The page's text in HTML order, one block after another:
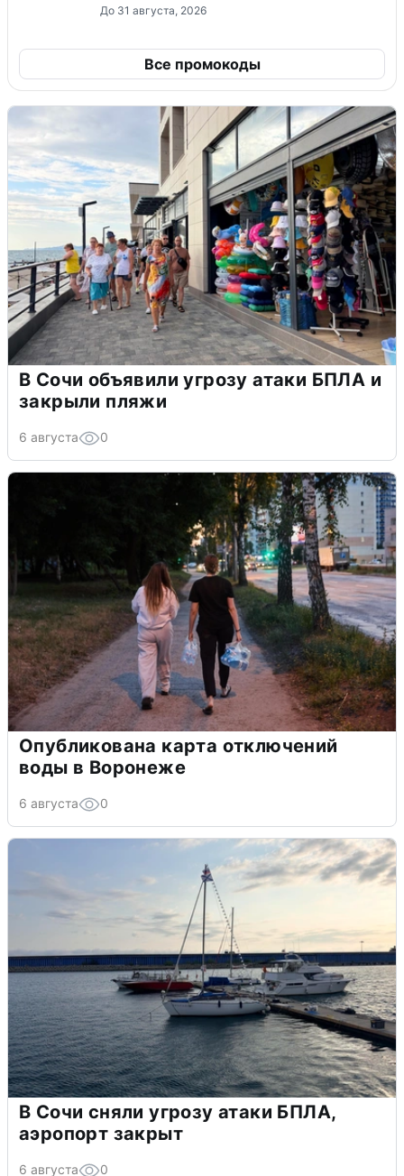
До 31 августа, 2026
Все промокоды
В Сочи объявили угрозу атаки БПЛА и
закрыли пляжи
6 августа 0
Опубликована карта отключений
воды в Воронеже
6 августа 0
В Сочи сняли угрозу атаки БПЛА,
аэропорт закрыт
6 августа 0